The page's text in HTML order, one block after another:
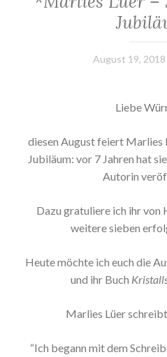
August 19, 2018
Liebe
diesen August feiert Marlies
Jubiläum: vor 7 Jahren hat
Autorin
Dazu gratuliere ich ihr von
weitere sieben
Heute möchte ich euch die
und ihr Buch
Marlies Lüer
“Ich begann mit dem